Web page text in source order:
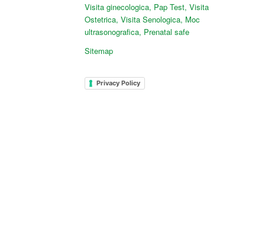
Visita ginecologica, Pap Test, Visita
Ostetrica, Visita Senologica, Moc
ultrasonografica, Prenatal safe
Sitemap
Privacy Policy